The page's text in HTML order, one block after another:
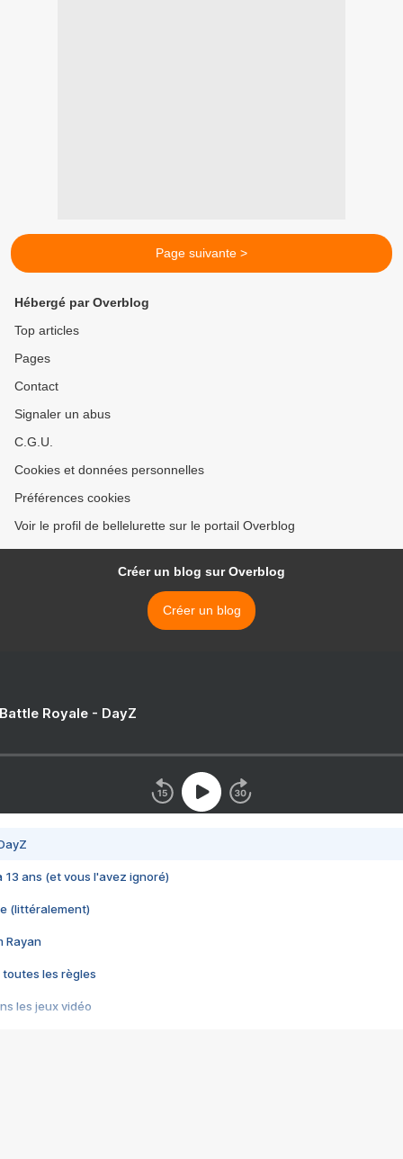
Page suivante >
Hébergé par Overblog
Top articles
Pages
Contact
Signaler un abus
C.G.U.
Cookies et données personnelles
Préférences cookies
Voir le profil de bellelurette sur le portail Overblog
Créer un blog sur Overblog
Créer un blog
Royale - DayZ
13 ans (et vous l'avez ignoré)
(littéralement)
Rayan
toutes les règles
les jeux vidéo